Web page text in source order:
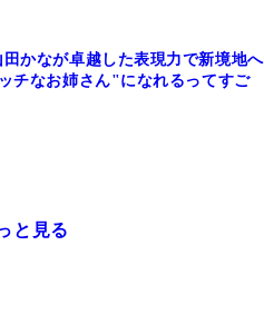
かなが卓越した表現力で新境地へ
チなお姉さん"になれるってすご
と見る